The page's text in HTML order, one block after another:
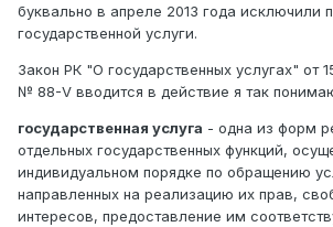
буквально в апреле 2013 года исключили
государственной услуги.
Закон РК "О государственных услугах" от
№ 88-V вводится в действие я так
государственная услуга - одна из форм
отдельных государственных функций,
индивидуальном порядке по обращению
направленных на реализацию их прав,
интересов, предоставление им